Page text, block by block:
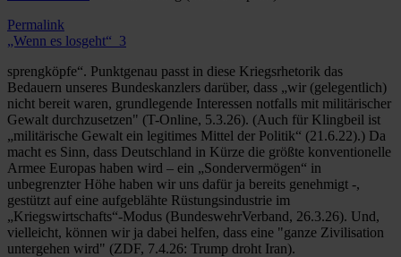
Permalink
„Wenn es losgeht“_3
sprengköpfe“. Punktgenau passt in diese Kriegsrhetorik das
Bedauern unseres Bundeskanzlers darüber, dass „wir (gelegentlich)
nicht bereit waren, grundlegende Interessen notfalls mit militärischer
Gewalt durchzusetzen" (T-Online, 5.3.26). (Auch für Klingbeil ist
„militärische Gewalt ein legitimes Mittel der Politik“ (21.6.22).) Da
macht es Sinn, dass Deutschland in Kürze die größte konventionelle
Armee Europas haben wird – ein „Sondervermögen“ in
unbegrenzter Höhe haben wir uns dafür ja bereits genehmigt -,
gestützt auf eine aufgeblähte Rüstungsindustrie im
„Kriegswirtschafts“-Modus (BundeswehrVerband, 26.3.26). Und,
vielleicht, können wir ja dabei helfen, dass eine "ganze Zivilisation
untergehen wird" (ZDF, 7.4.26: Trump droht Iran).